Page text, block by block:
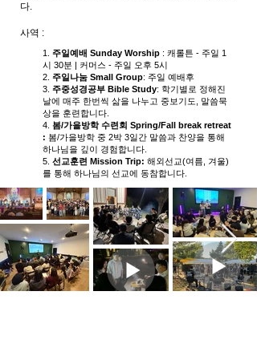
다.
사역 :
1. 주일예배 Sunday Worship : 캐롤튼 - 주일 1
시 30분 | 커머스 - 주일 오후 5시
2. 주일나눔 Small Group: 주일 예배후
3. 주중성경공부 Bible Study: 학기별로 정해진
날에 매주 한번씩 삶을 나누고 중보기도, 말씀묵
상을 훈련합니다.
4. 봄/가을방학 수련회 Spring/Fall break retreat
: 봄/가을방학 중 2박 3일간 말씀과 찬양을 통해
하나님을 깊이 경험합니다.
5. 선교훈련 Mission Trip: 해외선교(여름, 겨울)
를 통해 하나님의 선교에 동참합니다.